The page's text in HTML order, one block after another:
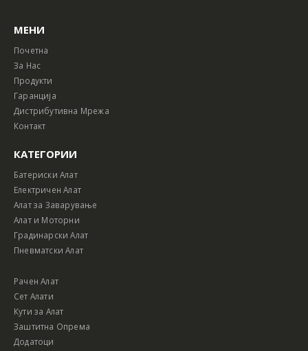
МЕНИ
Почетна
За Нас
Продукти
Гаранција
Дистрибутивна Мрежа
Контакт
КАТЕГОРИИ
Батериски Алат
Електричен Алат
Алат за Заварување
Алат и Моторни
Градинарски Алат
Пневматски Алат
Рачен Алат
Сет Алати
Кути за Алат
Заштитна Опрема
Додатоци